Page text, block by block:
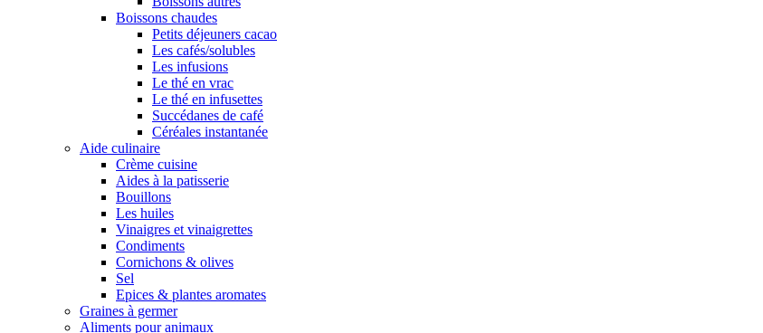
Boissons chaudes
Petits déjeuners cacao
Les cafés/solubles
Les infusions
Le thé en vrac
Le thé en infusettes
Succédanes de café
Céréales instantanée
Aide culinaire
Crème cuisine
Aides à la patisserie
Bouillons
Les huiles
Vinaigres et vinaigrettes
Condiments
Cornichons & olives
Sel
Epices & plantes aromates
Graines à germer
Aliments pour animaux